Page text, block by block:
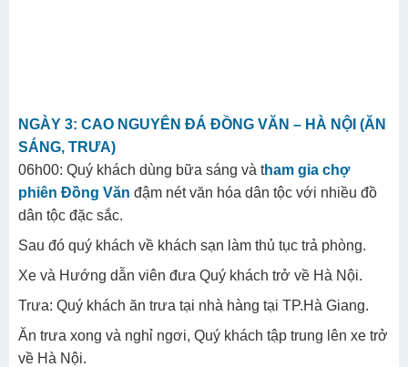
NGÀY 3: CAO NGUYÊN ĐÁ ĐỒNG VĂN – HÀ NỘI (ĂN
SÁNG, TRƯA)
06h00: Quý khách dùng bữa sáng và tham gia chợ
phiên Đồng Văn đậm nét văn hóa dân tộc với nhiều đồ
dân tộc đặc sắc.
Sau đó quý khách về khách sạn làm thủ tục trả phòng.
Xe và Hướng dẫn viên đưa Quý khách trở về Hà Nội.
Trưa: Quý khách ăn trưa tại nhà hàng tại TP.Hà Giang.
Ăn trưa xong và nghỉ ngơi, Quý khách tập trung lên xe trở
về Hà Nội.